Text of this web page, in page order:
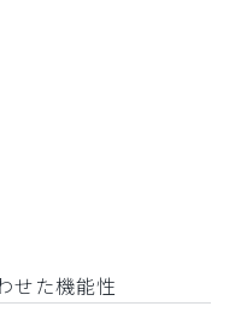
せた機能性